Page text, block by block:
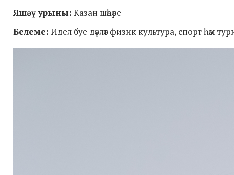
Яшәү урыны: Казан шәһәре
Белеме: Идел буе дәүләт физик культура, спорт һәм